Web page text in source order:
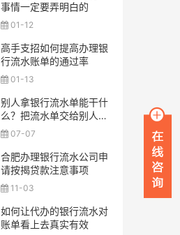
事情一定要弄明白的
01-12
高手支招如何提高办理银
行流水账单的通过率
01-13
别人拿银行流水单能干什
么？把流水单交给别人安
全吗？
07-07
合肥办理银行流水公司申
请按揭贷款注意事项
11-03
如何让代办的银行流水对
账单看上去真实有效